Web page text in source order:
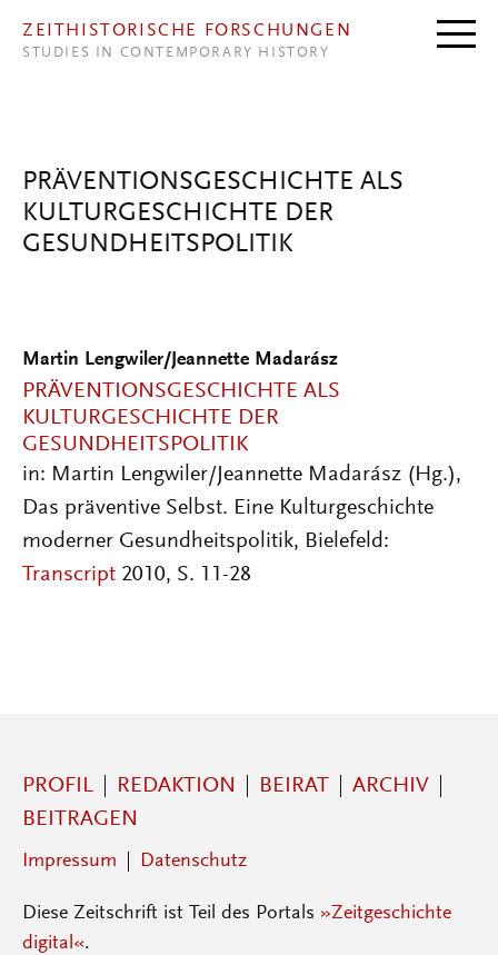
ZEITHISTORISCHE FORSCHUNGEN
STUDIES IN CONTEMPORARY HISTORY
PRÄVENTIONSGESCHICHTE ALS
KULTURGESCHICHTE DER
GESUNDHEITSPOLITIK
Martin Lengwiler/Jeannette Madarász
PRÄVENTIONSGESCHICHTE ALS
KULTURGESCHICHTE DER
GESUNDHEITSPOLITIK
in: Martin Lengwiler/Jeannette Madarász (Hg.),
Das präventive Selbst. Eine Kulturgeschichte
moderner Gesundheitspolitik, Bielefeld:
Transcript 2010, S. 11-28
PROFIL REDAKTION BEIRAT
ARCHIV
BEITRAGEN
Impressum Datenschutz
Diese Zeitschrift ist Teil des Portals »Zeitgeschichte
digital«.